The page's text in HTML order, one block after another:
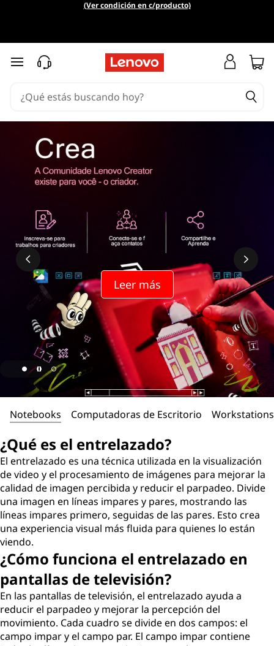
(Ver condición en c/producto)
Ir al contenido principal
Leer más
Notebooks Computadoras de Escritorio Workstations
¿Qué es el entrelazado?
El entrelazado es una técnica utilizada en la visualización
de video y el procesamiento de imágenes para mejorar la
calidad de imagen percibida y reducir el parpadeo. Divide
una imagen en líneas impares y pares, mostrando las
líneas impares primero, seguidas de las pares. Esto crea
una experiencia visual más fluida para quienes lo están
viendo.
¿Cómo funciona el entrelazado en
pantallas de televisión?
En las pantallas de televisión, el entrelazado ayuda a
reducir el parpadeo y mejorar la percepción del
movimiento. Cada cuadro se divide en dos campos: el
campo impar y el campo par. El campo impar contiene